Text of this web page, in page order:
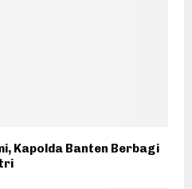
Kapolda Banten Berbagi